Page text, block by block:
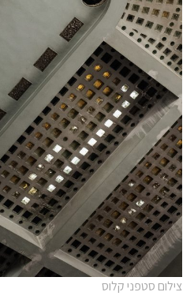
צילום סטפני קלוס